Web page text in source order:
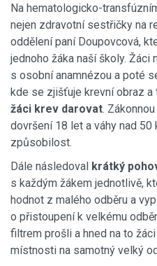
Na hematologicko-
nejen zdravotní sestřičky na
oddělení paní Doupovcová,
jednoho žáka naší školy.
s osobní anamnézou a poté
kde se zjišťuje krevní obraz a
žáci krev darovat.
dovršení 18 let a váhy nad
způsobilost.
Dále následoval krátký
s každým žákem jednotlivě,
hodnot z malého odběru a
o přistoupení k velkému
filtrem prošli a hned na to
místnosti na samotný velký